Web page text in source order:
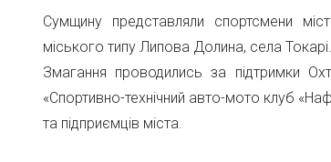
Сумщину представляли спортсмени
міського типу Липова Долина, села Токарі.
Змагання проводились за підтримки
«Спортивно-технічний авто-мото клуб
та підприємців міста.